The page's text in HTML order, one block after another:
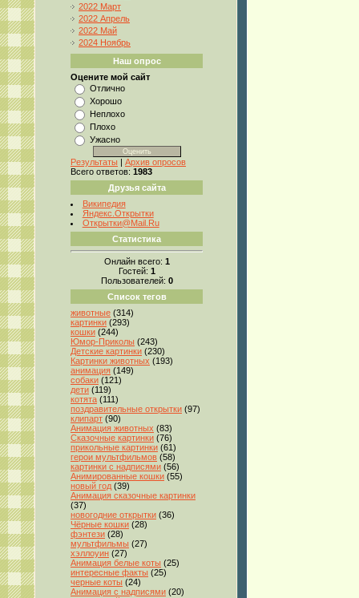
2022 Март
2022 Апрель
2022 Май
2024 Ноябрь
Наш опрос
Оцените мой сайт
Отлично
Хорошо
Неплохо
Плохо
Ужасно
Результаты | Архив опросов
Всего ответов: 1983
Друзья сайта
Википедия
Яндекс.Открытки
Открытки@Mail.Ru
Статистика
Онлайн всего: 1
Гостей: 1
Пользователей: 0
Список тегов
животные (314)
картинки (293)
кошки (244)
Юмор-Приколы (243)
Детские картинки (230)
Картинки животных (193)
анимация (149)
собаки (121)
дети (119)
котята (111)
поздравительные открытки (97)
клипарт (90)
Анимация животных (83)
Сказочные картинки (76)
прикольные картинки (61)
герои мультфильмов (58)
картинки с надписями (56)
Анимированные кошки (55)
новый год (39)
Анимация сказочные картинки
(37)
новогодние открытки (36)
Чёрные кошки (28)
фэнтези (28)
мультфильмы (27)
хэллоуин (27)
Анимация белые коты (25)
интересные факты (25)
черные коты (24)
Анимация с надписями (20)